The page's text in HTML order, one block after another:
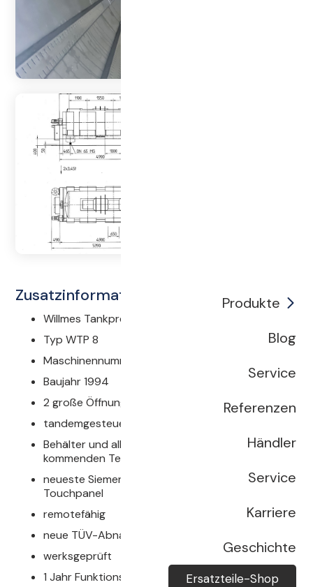
Produkte
Blog
Service
Referenzen
Händler
Service
Karriere
Geschichte
Ersatzteile-Shop
Zusatzinformationen
Willmes Tankpresse 8.000l
Typ WTP 8
Maschinennummer WCH10535
Baujahr 1994
2 große Öffnungen
tandemgesteuert
Behälter und alle mit Saft in Berührung
kommenden Teile in Edelstahl
neueste Siemens Steuerung (S7-1500) mit
Touchpanel
remotefähig
neue TÜV-Abnahme
werksgeprüft
1 Jahr Funktionsgarantie